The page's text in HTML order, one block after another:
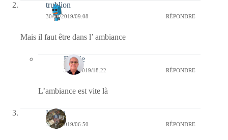
trublion
30/08/2019/09:08 RÉPONDRE
Mais il faut être dans l’ ambiance
Bernie
30/08/2019/18:22 RÉPONDRE
L’ambiance est vite là
Kévin
30/08/2019/06:50 RÉPONDRE